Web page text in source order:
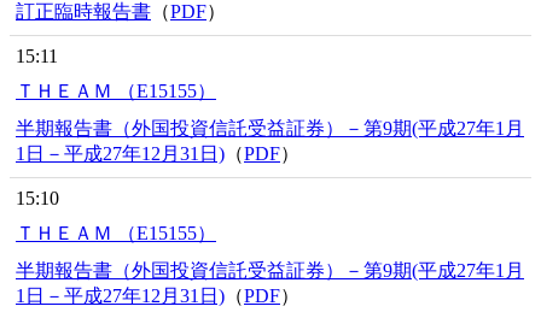
訂正臨時報告書 （PDF）
15:11
ＴＨＥＡＭ （E15155）
半期報告書（外国投資信託受益証券）－第9期(平成27年1月
1日－平成27年12月31日) （PDF）
15:10
ＴＨＥＡＭ （E15155）
半期報告書（外国投資信託受益証券）－第9期(平成27年1月
1日－平成27年12月31日) （PDF）